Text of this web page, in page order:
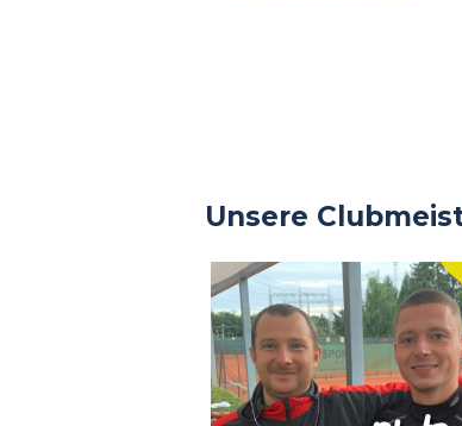
Unsere